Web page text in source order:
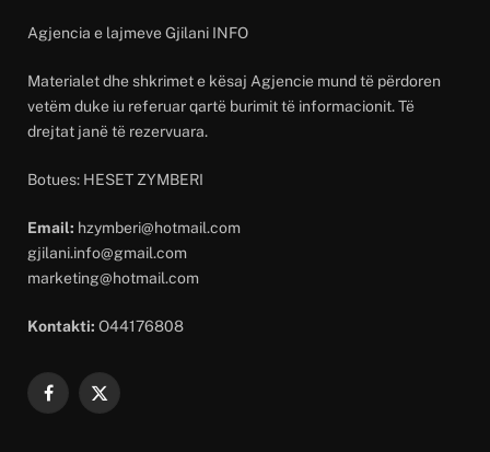
Agjencia e lajmeve Gjilani INFO
Materialet dhe shkrimet e kësaj Agjencie mund të përdoren
vetëm duke iu referuar qartë burimit të informacionit. Të
drejtat janë të rezervuara.
Botues: HESET ZYMBERI
Email: hzymberi@hotmail.com
gjilani.info@gmail.com
marketing@hotmail.com
Kontakti: O44176808
Facebook
X